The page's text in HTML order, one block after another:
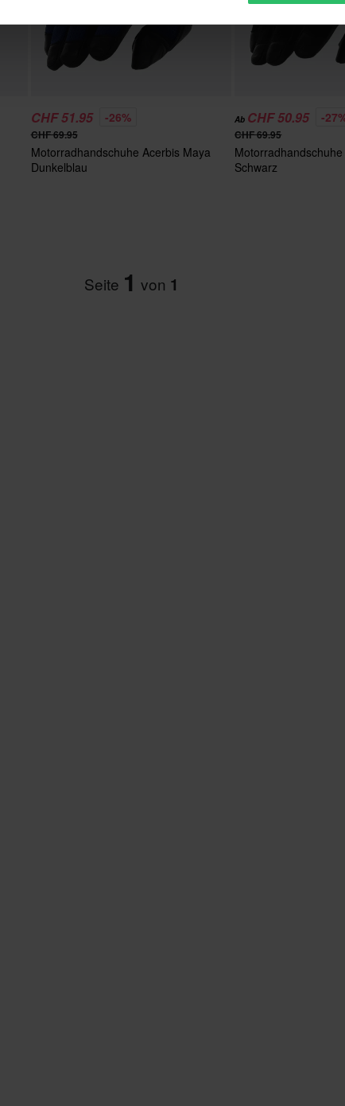
CHF 51.95 -26%
CHF 69.95
Motorradhandschuhe Acerbis Maya
Dunkelblau
Ab CHF 50.95 -
CHF 69.95
Schwarz
Seite 1 von 1